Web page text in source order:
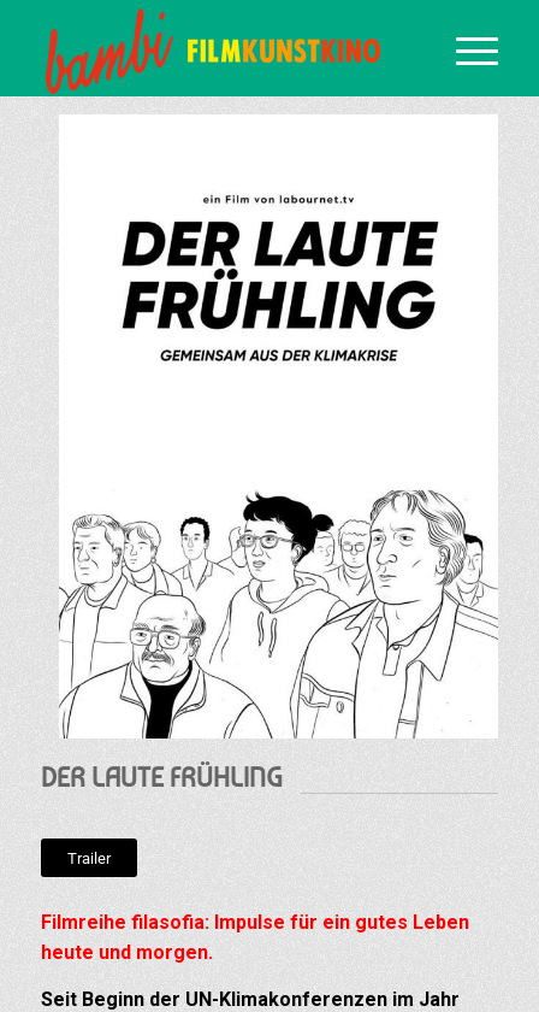
DER LAUTE FRÜHLING
Trailer
Filmreihe filasofia: Impulse für ein gutes Leben
heute und morgen.
Seit Beginn der UN-Klimakonferenzen im Jahr